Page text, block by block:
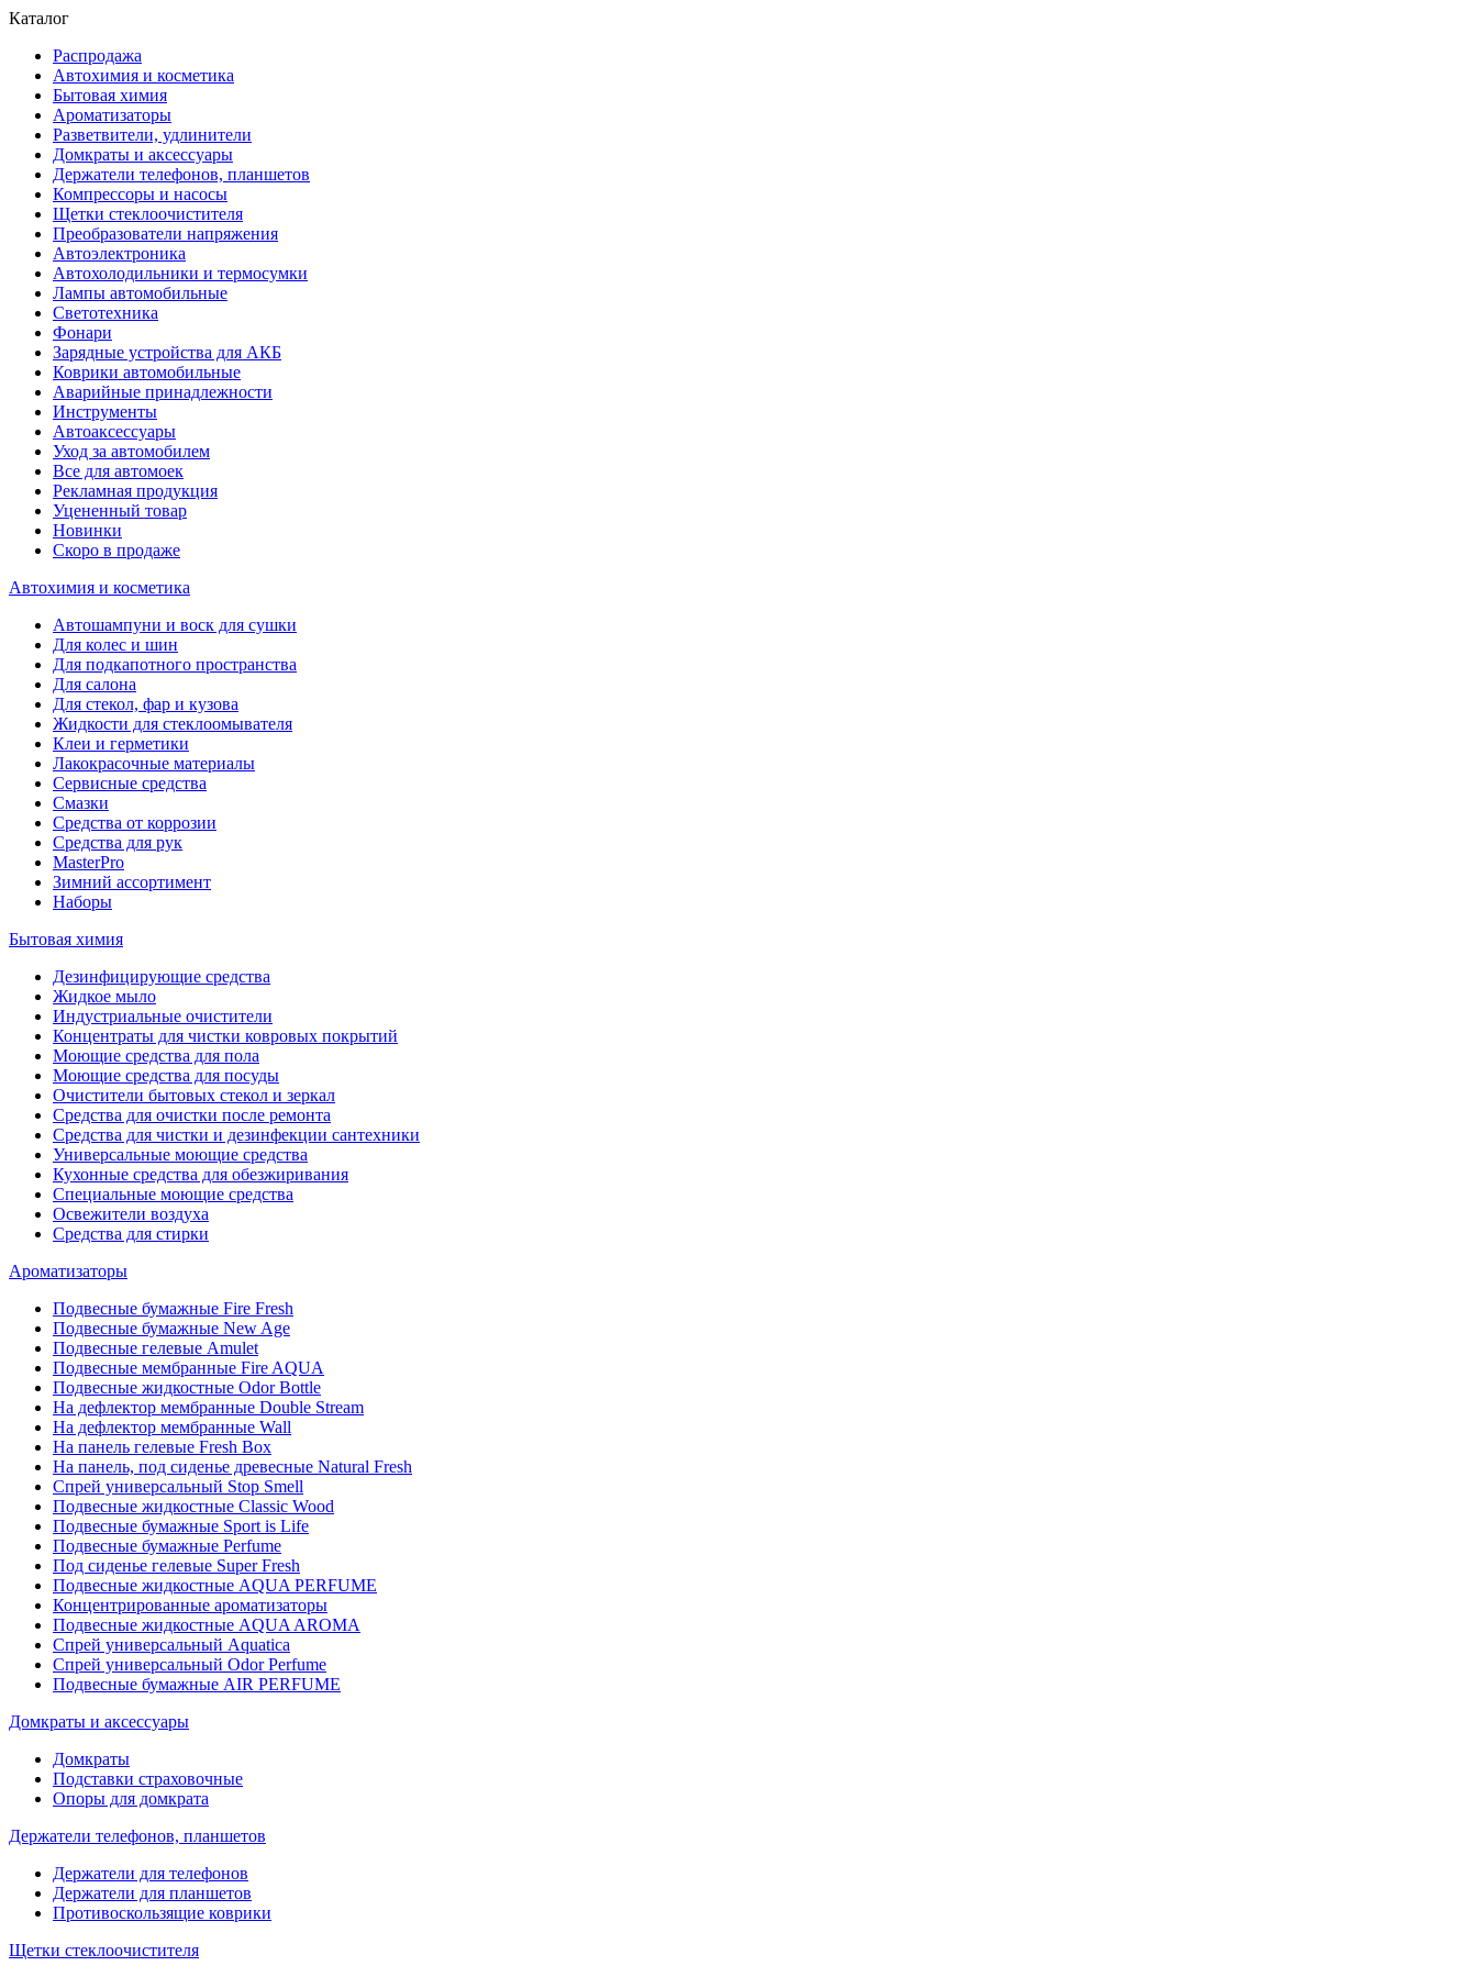
Каталог
Распродажа
Автохимия и косметика
Бытовая химия
Ароматизаторы
Разветвители, удлинители
Домкраты и аксессуары
Держатели телефонов, планшетов
Компрессоры и насосы
Щетки стеклоочистителя
Преобразователи напряжения
Автоэлектроника
Автохолодильники и термосумки
Лампы автомобильные
Светотехника
Фонари
Зарядные устройства для АКБ
Коврики автомобильные
Аварийные принадлежности
Инструменты
Автоаксессуары
Уход за автомобилем
Все для автомоек
Рекламная продукция
Уцененный товар
Новинки
Скоро в продаже
Автохимия и косметика
Автошампуни и воск для сушки
Для колес и шин
Для подкапотного пространства
Для салона
Для стекол, фар и кузова
Жидкости для стеклоомывателя
Клеи и герметики
Лакокрасочные материалы
Сервисные средства
Смазки
Средства от коррозии
Средства для рук
MasterPro
Зимний ассортимент
Наборы
Бытовая химия
Дезинфицирующие средства
Жидкое мыло
Индустриальные очистители
Концентраты для чистки ковровых покрытий
Моющие средства для пола
Моющие средства для посуды
Очистители бытовых стекол и зеркал
Средства для очистки после ремонта
Средства для чистки и дезинфекции сантехники
Универсальные моющие средства
Кухонные средства для обезжиривания
Специальные моющие средства
Освежители воздуха
Средства для стирки
Ароматизаторы
Подвесные бумажные Fire Fresh
Подвесные бумажные New Age
Подвесные гелевые Amulet
Подвесные мембранные Fire AQUA
Подвесные жидкостные Odor Bottle
На дефлектор мембранные Double Stream
На дефлектор мембранные Wall
На панель гелевые Fresh Box
На панель, под сиденье древесные Natural Fresh
Спрей универсальный Stop Smell
Подвесные жидкостные Classic Wood
Подвесные бумажные Sport is Life
Подвесные бумажные Perfume
Под сиденье гелевые Super Fresh
Подвесные жидкостные AQUA PERFUME
Концентрированные ароматизаторы
Подвесные жидкостные AQUA AROMA
Спрей универсальный Aquatica
Спрей универсальный Odor Perfume
Подвесные бумажные AIR PERFUME
Домкраты и аксессуары
Домкраты
Подставки страховочные
Опоры для домкрата
Держатели телефонов, планшетов
Держатели для телефонов
Держатели для планшетов
Противоскользящие коврики
Щетки стеклоочистителя